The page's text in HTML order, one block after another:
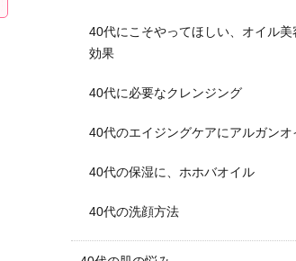
40代にこそやってほしい、オイル美
効果
40代に必要なクレンジング
40代のエイジングケアにアルガンオ
40代の保湿に、ホホバオイル
40代の洗顔方法